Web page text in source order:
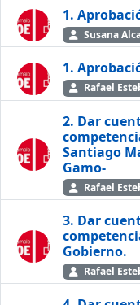
1.
1.
Rafael
2. Dar
Santiago Martín
Gamo-
Rafael
3. Dar
Gobierno.
Rafael